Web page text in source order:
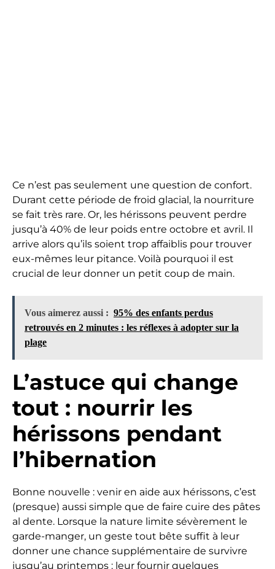
Ce n’est pas seulement une question de confort.
Durant cette période de froid glacial, la nourriture
se fait très rare. Or, les hérissons peuvent perdre
jusqu’à 40% de leur poids entre octobre et avril. Il
arrive alors qu’ils soient trop affaiblis pour trouver
eux-mêmes leur pitance. Voilà pourquoi il est
crucial de leur donner un petit coup de main.
Vous aimerez aussi : 95% des enfants perdus
retrouvés en 2 minutes : les réflexes à adopter sur la
plage
L’astuce qui change
tout : nourrir les
hérissons pendant
l’hibernation
Bonne nouvelle : venir en aide aux hérissons, c’est
(presque) aussi simple que de faire cuire des pâtes
al dente. Lorsque la nature limite sévèrement le
garde-manger, un geste tout bête suffit à leur
donner une chance supplémentaire de survivre
jusqu’au printemps : leur fournir quelques